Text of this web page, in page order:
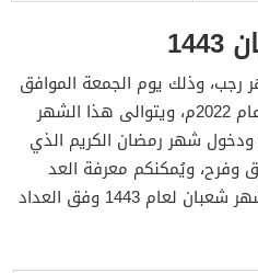
وذلك يوم الجمعة الموافق
الرابع من شهر مارس (آذار) من عام 2022م، ويتوالى هذا الشهر
ودخول شهر رمضان الكريم الذي
وفرح، ويُمكنكم معرفة العد
التنازلي وكم باقي على بداية شهر شعبان لعام 1443 وفق العداد